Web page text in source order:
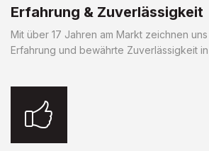
Erfahrung & Zuverlässigkeit
Mit über 17 Jahren am Markt zeichnen
Erfahrung und bewährte Zuverlässigkeit